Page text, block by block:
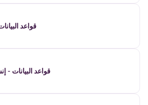
قواعد
قواعد البيانات -